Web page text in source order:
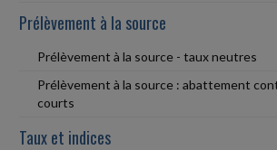
Prélèvement à la source
Prélèvement à la source - taux neutres
Prélèvement à la source : abattement
courts
Taux et indices